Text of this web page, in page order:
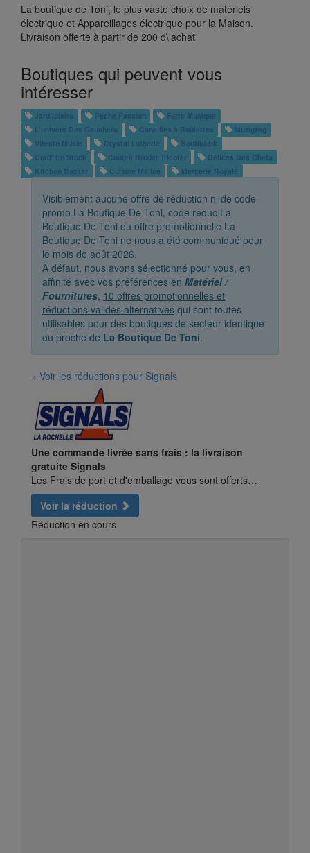
La boutique de Toni, le plus vaste choix de matériels
électrique et Appareillages électrique pour la Maison.
Livraison offerte à partir de 200 d\'achat
Boutiques qui peuvent vous
intéresser
Jardiloisirs Peche Passion
Ferre Musique
L'univers Des Gauchers
Canailles à Roulettes
Muzigzag
Vibrato Music
Crystal Lutherie
Boutikàzik
Cord' En Stock
Coudre Broder Tricoter
Délices Des Chefs
Kitchen Bazaar
Cuisine Malice Mercerie Royale
Visiblement aucune offre de réduction ni de code
promo La Boutique De Toni, code réduc La
Boutique De Toni ou offre promotionnelle La
Boutique De Toni ne nous a été communiqué pour
le mois de août 2026.
A défaut, nous avons sélectionné pour vous, en
affinité avec vos préférences en Matériel /
Fournitures, 10 offres promotionnelles et
réductions valides alternatives qui sont toutes
utilisables pour des boutiques de secteur identique
ou proche de La Boutique De Toni.
» Voir les réductions pour Signals
Une commande livrée sans frais : la livraison
gratuite Signals
Les Frais de port et d'emballage vous sont offerts…
Voir la réduction
Réduction en cours